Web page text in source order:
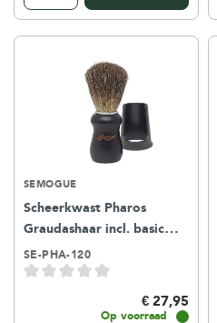
SEMOGUE
Scheerkwast Pharos
Graudashaar incl. basic
houder – Zwart
SE-PHA-120
€ 27,95
Op voorraad